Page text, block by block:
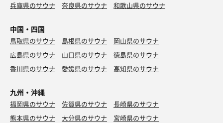
兵庫県のサウナ
奈良県のサウナ 和歌山県のサウナ
中国・四国
鳥取県のサウナ 島根県のサウナ
岡山県のサウナ
広島県のサウナ
山口県のサウナ
徳島県のサウナ
香川県のサウナ
愛媛県のサウナ 高知県のサウナ
九州・沖縄
福岡県のサウナ 佐賀県のサウナ
長崎県のサウナ
熊本県のサウナ
大分県のサウナ
宮崎県のサウナ